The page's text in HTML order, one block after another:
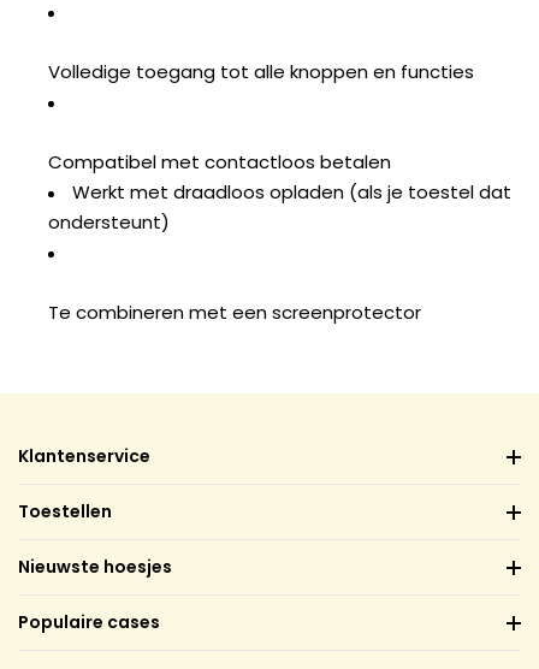
Volledige toegang tot alle knoppen en functies
Compatibel met contactloos betalen
Werkt met draadloos opladen (als je toestel dat
ondersteunt)
Te combineren met een screenprotector
Klantenservice
Toestellen
Nieuwste hoesjes
Populaire cases